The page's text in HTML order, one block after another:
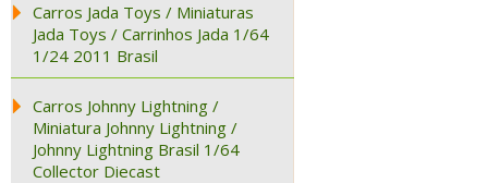
Carros Jada Toys / Miniaturas
Jada Toys / Carrinhos Jada 1/64
1/24 2011 Brasil
Carros Johnny Lightning /
Miniatura Johnny Lightning /
Johnny Lightning Brasil 1/64
Collector Diecast